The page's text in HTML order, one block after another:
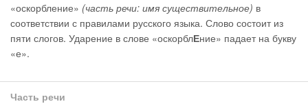
«оскорбление» (часть речи: имя существительное) в
соответствии с правилами русского языка. Слово состоит из
пяти слогов. Ударение в слове «оскорблЕние» падает на букву
«е».
Часть речи